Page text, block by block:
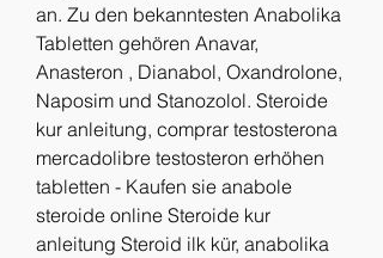
an. Zu den bekanntesten Anabolika
Tabletten gehören Anavar,
Anasteron , Dianabol, Oxandrolone,
Naposim und Stanozolol. Steroide
kur anleitung, comprar testosterona
mercadolibre testosteron erhöhen
tabletten - Kaufen sie anabole
steroide online Steroide kur
anleitung Steroid ilk kür, anabolika